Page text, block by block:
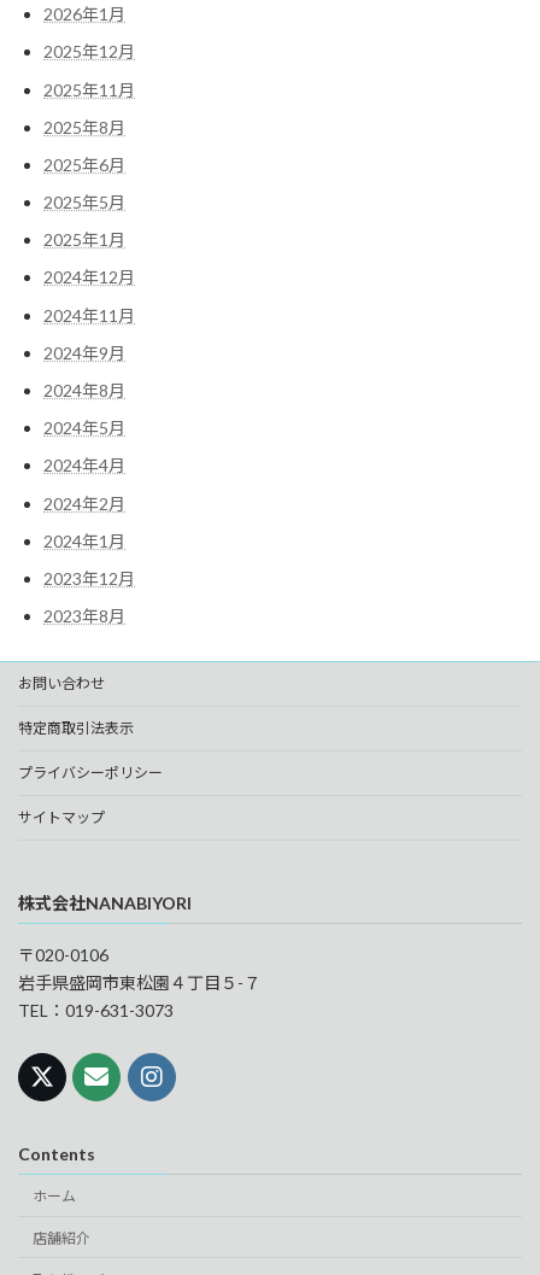
2026年1月
2025年12月
2025年11月
2025年8月
2025年6月
2025年5月
2025年1月
2024年12月
2024年11月
2024年9月
2024年8月
2024年5月
2024年4月
2024年2月
2024年1月
2023年12月
2023年8月
お問い合わせ
特定商取引法表示
プライバシーポリシー
サイトマップ
株式会社NANABIYORI
〒020-0106
岩手県盛岡市東松園４丁目５-７
TEL：019-631-3073
Contents
ホーム
店舗紹介